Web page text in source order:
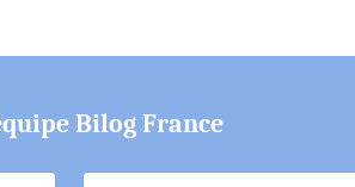
Bilog France